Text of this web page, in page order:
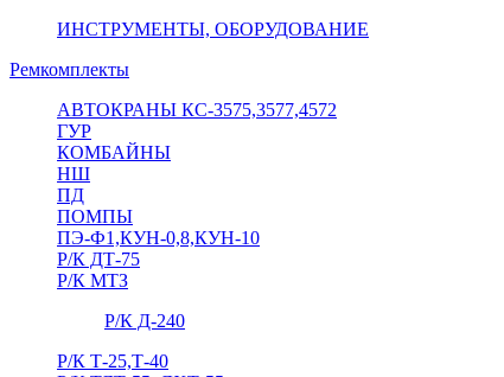
ИНСТРУМЕНТЫ, ОБОРУДОВАНИЕ
Ремкомплекты
АВТОКРАНЫ КС-3575,3577,4572
ГУР
КОМБАЙНЫ
НШ
ПД
ПОМПЫ
ПЭ-Ф1,КУН-0,8,КУН-10
Р/К ДТ-75
Р/К МТЗ
Р/К Д-240
Р/К Т-25,Т-40